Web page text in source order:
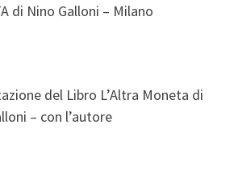
di Nino Galloni – Milano
del Libro L’Altra Moneta di
– con l’autore